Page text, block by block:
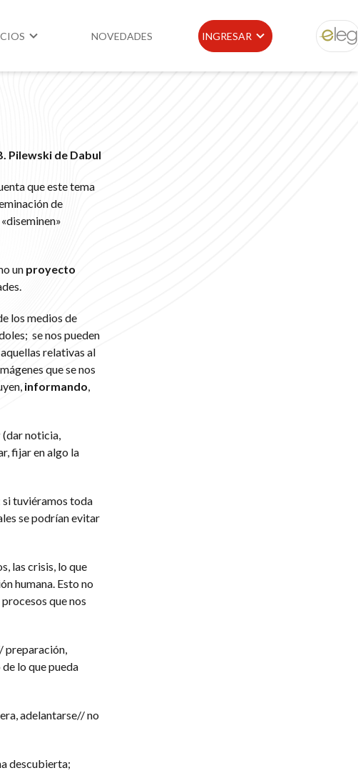
NOVEDADES INGRESAR ELEG
Pilewski de Dabul
que este tema
de
unproyecto
los medios de
se nos pueden
relativas al
que se nos
informando,
(dar noticia,
fijar en algo la
si tuviéramos toda
se podrían evitar
las crisis, lo que
humana. Esto no
que nos
preparación,
lo que pueda
adelantarse// no
descubierta;